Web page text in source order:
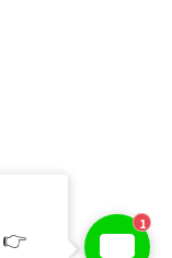
👉
1